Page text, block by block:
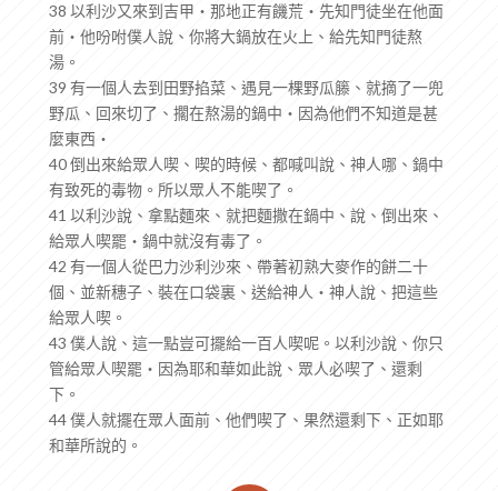
38 以利沙又來到吉甲‧那地正有饑荒‧先知門徒坐在他面
前‧他吩咐僕人說、你將大鍋放在火上、給先知門徒熬
湯。
39 有一個人去到田野掐菜、遇見一棵野瓜籐、就摘了一兜
野瓜、回來切了、擱在熬湯的鍋中‧因為他們不知道是甚
麼東西‧
40 倒出來給眾人喫、喫的時候、都喊叫說、神人哪、鍋中
有致死的毒物。所以眾人不能喫了。
41 以利沙說、拿點麵來、就把麵撒在鍋中、說、倒出來、
給眾人喫罷‧鍋中就沒有毒了。
42 有一個人從巴力沙利沙來、帶著初熟大麥作的餅二十
個、並新穗子、裝在口袋裏、送給神人‧神人說、把這些
給眾人喫。
43 僕人說、這一點豈可擺給一百人喫呢。以利沙說、你只
管給眾人喫罷‧因為耶和華如此說、眾人必喫了、還剩
下。
44 僕人就擺在眾人面前、他們喫了、果然還剩下、正如耶
和華所說的。